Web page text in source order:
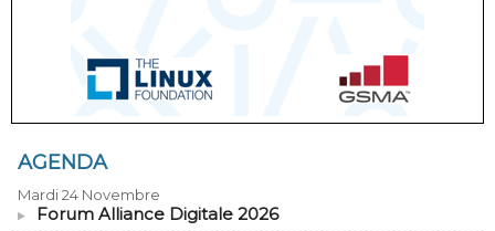
AGENDA
Mardi 24 Novembre
Forum Alliance Digitale 2026